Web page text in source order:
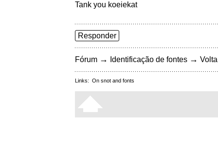
Tank you koeiekat
Responder
Fórum → Identificação de fontes →
Links: On snot and fonts